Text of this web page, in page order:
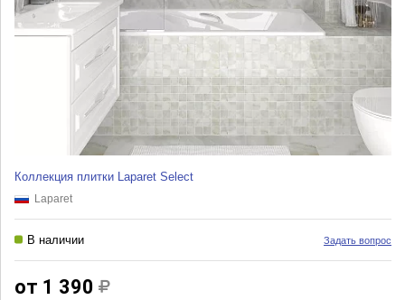
Коллекция плитки Laparet Select
Laparet
В наличии Задать вопрос
от 1 390